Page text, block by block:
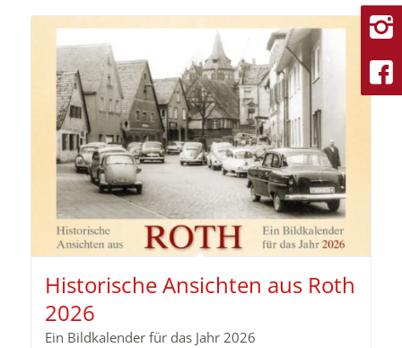
Historische Ansichten aus Roth
2026
Ein Bildkalender für das Jahr 2026